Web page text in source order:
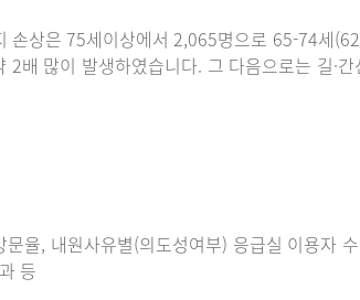
손상은 75세이상에서 2,065명으로 65-74세
배 많이 발생하였습니다. 그 다음으로는 길·
율, 내원사유별(의도성여부) 응급실 이용자
등